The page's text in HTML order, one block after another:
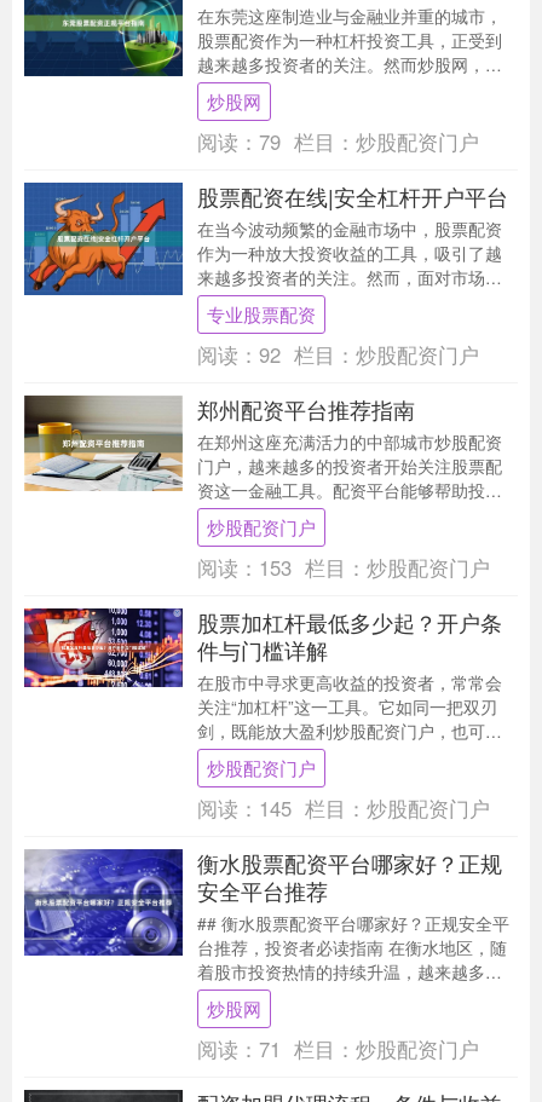
在东莞这座制造业与金融业并重的城市，
股票配资作为一种杠杆投资工具，正受到
越来越多投资者的关注。然而炒股网，面
对市场上良莠不齐的配资平台，如何辨别
正规平台、规避风....
炒股网
阅读： 79 栏目： 炒股配资门户
股票配资在线|安全杠杆开户平台
在当今波动频繁的金融市场中，股票配资
作为一种放大投资收益的工具，吸引了越
来越多投资者的关注。然而，面对市场上
众多的配资平台，如何选择一个安全可靠
的“股票配资在线....
专业股票配资
阅读： 92 栏目： 炒股配资门户
郑州配资平台推荐指南
在郑州这座充满活力的中部城市炒股配资
门户，越来越多的投资者开始关注股票配
资这一金融工具。配资平台能够帮助投资
者放大资金规模，但同时也伴随着一定的
风险。本文将为您....
炒股配资门户
阅读： 153 栏目： 炒股配资门户
股票加杠杆最低多少起？开户条
件与门槛详解
在股市中寻求更高收益的投资者，常常会
关注“加杠杆”这一工具。它如同一把双刃
剑，既能放大盈利炒股配资门户，也可能
加剧亏损。那么，对于普通投资者而言，
股票加杠杆最低....
炒股配资门户
阅读： 145 栏目： 炒股配资门户
衡水股票配资平台哪家好？正规
安全平台推荐
## 衡水股票配资平台哪家好？正规安全平
台推荐，投资者必读指南 在衡水地区，随
着股市投资热情的持续升温，越来越多的
投资者开始关注股票配资这一杠杆工具。
然而，面对....
炒股网
阅读： 71 栏目： 炒股配资门户